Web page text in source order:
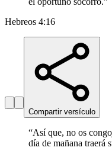
Hebreos 4:16
Compartir versículo
“Así que, no os
día de mañana traerá